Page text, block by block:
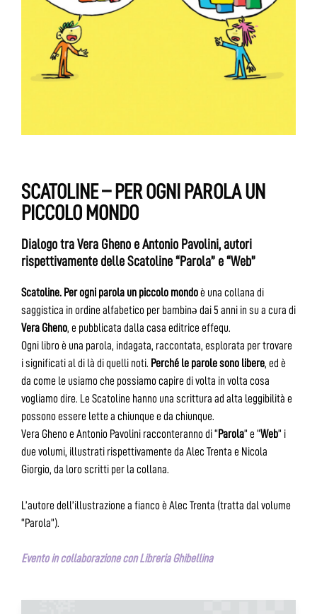
SCATOLINE – PER OGNI PAROLA UN
PICCOLO MONDO
Dialogo tra Vera Gheno e Antonio Pavolini, autori
rispettivamente delle Scatoline “Parola” e “Web”
Scatoline. Per ogni parola un piccolo mondoè una collana di
saggistica in ordine alfabetico per bambinə dai 5 anni in su a cura di
Vera Gheno, e pubblicata dalla casa editrice effequ.
Ogni libro è una parola, indagata, raccontata, esplorata per trovare
i significati al di là di quelli noti. Perché le parole sono libere, ed è
da come le usiamo che possiamo capire di volta in volta cosa
vogliamo dire. Le Scatoline hanno una scrittura ad alta leggibilità e
possono essere lette a chiunque e da chiunque.
Vera Gheno e Antonio Pavolini racconteranno di “ Parola” e “Web” i
due volumi, illustrati rispettivamente da Alec Trenta e Nicola
Giorgio, da loro scritti per la collana.
L’autore dell’illustrazione a fianco è Alec Trenta (tratta dal volume
“Parola”).
Evento in collaborazione con Libreria Ghibellina